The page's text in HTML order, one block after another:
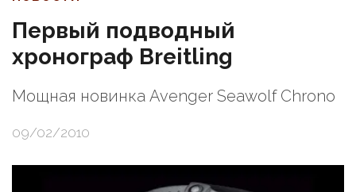
Первый подводный
хронограф Breitling
Мощная новинка Avenger Seawolf Chrono
09/02/2010